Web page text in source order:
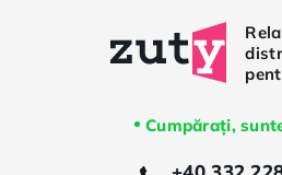
Cumpărați,